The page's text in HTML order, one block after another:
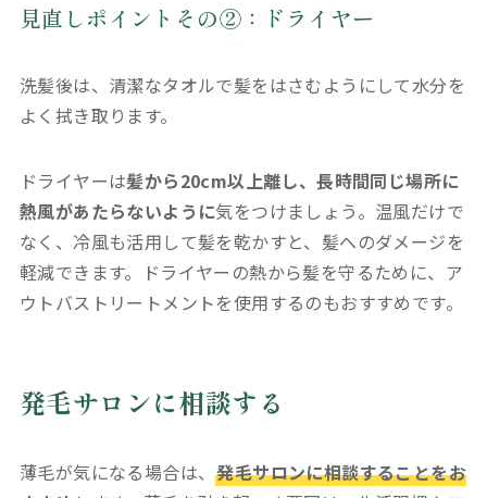
見直しポイントその②：ドライヤー
洗髪後は、清潔なタオルで髪をはさむようにして水分を
よく拭き取ります。
ドライヤーは髪から20cm以上離し、長時間同じ場所に
熱風があたらないように気をつけましょう。温風だけで
なく、冷風も活用して髪を乾かすと、髪へのダメージを
軽減できます。ドライヤーの熱から髪を守るために、ア
ウトバストリートメントを使用するのもおすすめです。
発毛サロンに相談する
薄毛が気になる場合は、発毛サロンに相談することをお